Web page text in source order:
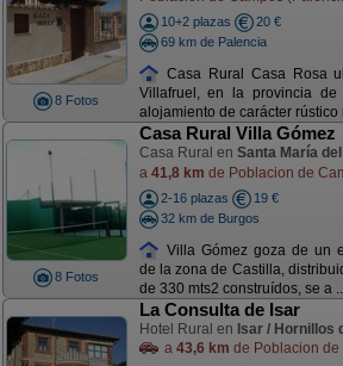
8 Fotos
10+2 plazas
20 €
69 km de Palencia
Casa Rural Casa Rosa
Villafruel, en la provincia
alojamiento de carácter rústico
8 Fotos
Casa Rural Villa Gómez
Casa Rural en Santa María
a 41,8 km de Poblacion de
2-16 plazas
19 €
32 km de Burgos
Villa Gómez goza de un
de la zona de Castilla,
de 330 mts2 construídos, se a
La Consulta de Isar
Hotel Rural en Isar / Hornillos
a 43,6 km de Poblacion